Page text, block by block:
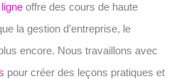
offre des cours de haute
la gestion d’entreprise, le
encore. Nous travaillons avec
pour créer des leçons pratiques et